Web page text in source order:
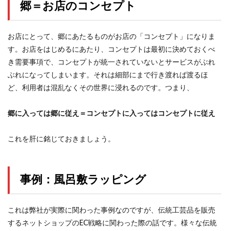
郷＝お店のコンセプト
お店にとって、郷にあたるものがお店の「コンセプト」になりま
す。お店をはじめるにあたり、コンセプトは最初に決めておくべ
き需要事項で、コンセプトが統一されていないとサービスがぶれ
ぶれになってしまいます。それは細部にまで行き渡れば渡るほ
ど、利用者は混乱なくその世界に浸れるのです。つまり、
郷に入っては郷に従え＝コンセプトに入ってはコンセプトに従え
これを肝に銘じておきましょう。
事例：風呂敷ラッピング
これは弊社が実際に関わった事例なのですが、伝統工芸品を販売
するネットショップのEC戦略に関わった際の話です。様々な伝統